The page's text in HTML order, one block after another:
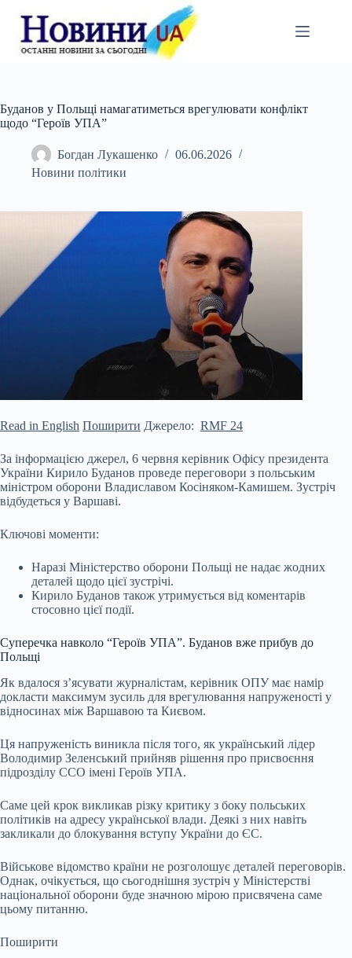
вмісту
Буданов у Польщі намагатиметься врегулювати конфлікт
щодо “Героїв УПА”
Богдан Лукашенко
06.06.2026
Новини політики
Read in English Поширити Джерело: RMF 24
За інформацією джерел, 6 червня керівник Офісу президента
України Кирило Буданов проведе переговори з польським
міністром оборони Владиславом Косіняком-Камишем. Зустріч
відбудеться у Варшаві.
Ключові моменти:
Наразі Міністерство оборони Польщі не надає жодних
деталей щодо цієї зустрічі.
Кирило Буданов також утримується від коментарів
стосовно цієї події.
Суперечка навколо “Героїв УПА”. Буданов вже прибув до
Польщі
Як вдалося з’ясувати журналістам, керівник ОПУ має намір
докласти максимум зусиль для врегулювання напруженості у
відносинах між Варшавою та Києвом.
Ця напруженість виникла після того, як український лідер
Володимир Зеленський прийняв рішення про присвоєння
підрозділу ССО імені Героїв УПА.
Саме цей крок викликав різку критику з боку польських
політиків на адресу української влади. Деякі з них навіть
закликали до блокування вступу України до ЄС.
Військове відомство країни не розголошує деталей переговорів.
Однак, очікується, що сьогоднішня зустріч у Міністерстві
національної оборони буде значною мірою присвячена саме
цьому питанню.
Поширити